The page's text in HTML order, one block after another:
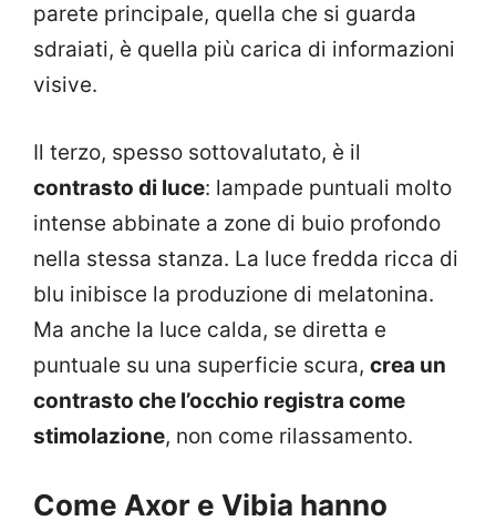
parete principale, quella che si guarda
sdraiati, è quella più carica di informazioni
visive.
Il terzo, spesso sottovalutato, è il
contrasto di luce: lampade puntuali molto
intense abbinate a zone di buio profondo
nella stessa stanza. La luce fredda ricca di
blu inibisce la produzione di melatonina.
Ma anche la luce calda, se diretta e
puntuale su una superficie scura, crea un
contrasto che l’occhio registra come
stimolazione, non come rilassamento.
Come Axor e Vibia hanno